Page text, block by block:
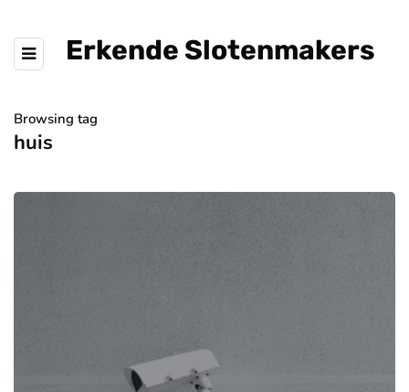
Erkende Slotenmakers
Browsing tag
huis